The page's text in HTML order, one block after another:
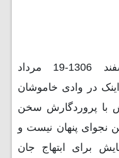
امیر هوشنگ ابتهاج(6 اسفند 1306-19 مرداد
در وادی خاموشان
با پروردگارش سخن
نجوای پنهان نیست و
برای ابتهاج جان